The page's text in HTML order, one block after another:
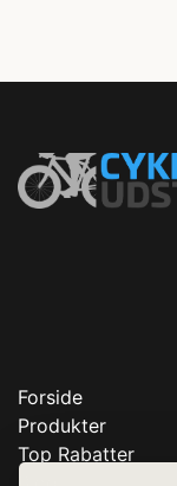
Forside
Produkter
Top Rabatter